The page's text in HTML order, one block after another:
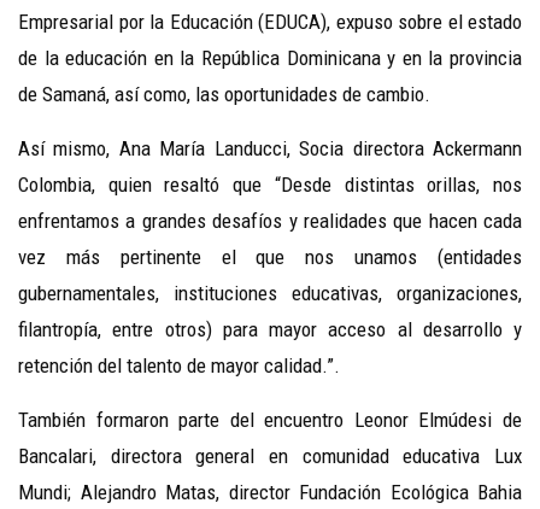
Empresarial por la Educación (EDUCA), expuso sobre el estado
de la educación en la República Dominicana y en la provincia
de Samaná, así como, las oportunidades de cambio.
Así mismo, Ana María Landucci, Socia directora Ackermann
Colombia, quien resaltó que “Desde distintas orillas, nos
enfrentamos a grandes desafíos y realidades que hacen cada
vez más pertinente el que nos unamos (entidades
gubernamentales, instituciones educativas, organizaciones,
filantropía, entre otros) para mayor acceso al desarrollo y
retención del talento de mayor calidad.”.
También formaron parte del encuentro Leonor Elmúdesi de
Bancalari, directora general en comunidad educativa Lux
Mundi; Alejandro Matas, director Fundación Ecológica Bahia